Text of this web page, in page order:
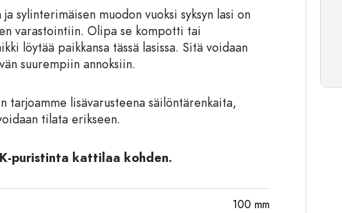
sylinterimäisen muodon vuoksi syksyn lasi on
varastointiin. Olipa se kompotti tai
löytää paikkansa tässä lasissa. Sitä voidaan
suurempiin annoksiin.
tarjoamme lisävarusteena säilöntärenkaita,
tilata erikseen.
puristinta kattilaa kohden.
100 mm